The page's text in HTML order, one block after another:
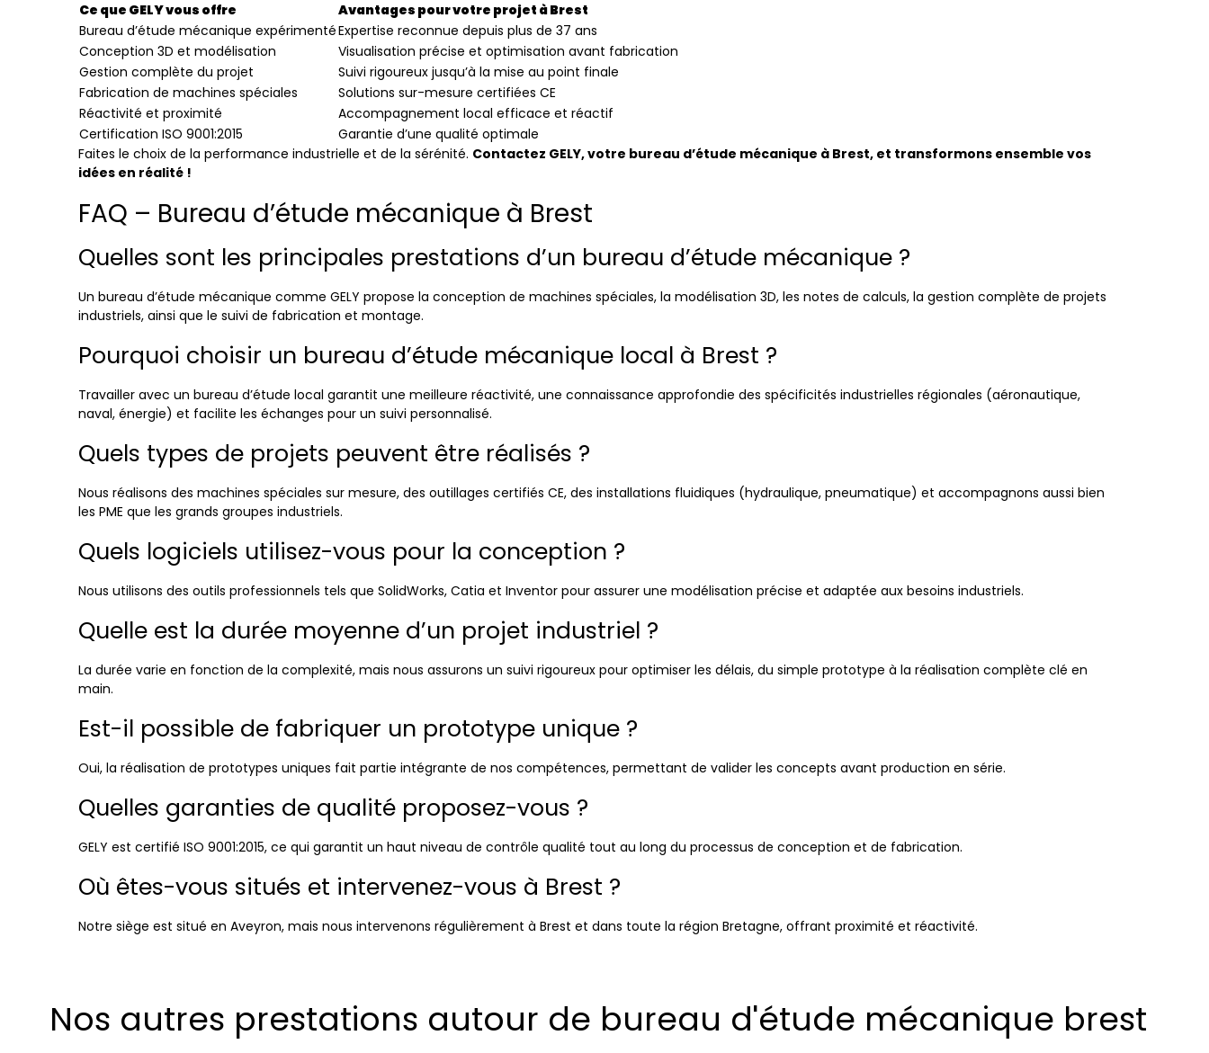
Ce que GELY vous offre
Avantages pour votre projet à Brest
Bureau d’étude mécanique expérimentéExpertise reconnue depuis plus de 37 ans
Conception 3D et modélisation
Visualisation précise et optimisation avant fabrication
Gestion complète du projet
Suivi rigoureux jusqu’à la mise au point finale
Fabrication de machines spéciales
Solutions sur-mesure certifiées CE
Réactivité et proximité
Accompagnement local efficace et réactif
Certification ISO 9001:2015
Garantie d’une qualité optimale
Faites le choix de la performance industrielle et de la sérénité. Contactez GELY, votre bureau d’étude mécanique à Brest, et transformons ensemble vos
idées en réalité !
FAQ – Bureau d’étude mécanique à Brest
Quelles sont les principales prestations d’un bureau d’étude mécanique ?
Un bureau d’étude mécanique comme GELY propose la conception de machines spéciales, la modélisation 3D, les notes de calculs, la gestion complète de projets
industriels, ainsi que le suivi de fabrication et montage.
Pourquoi choisir un bureau d’étude mécanique local à Brest ?
Travailler avec un bureau d’étude local garantit une meilleure réactivité, une connaissance approfondie des spécificités industrielles régionales (aéronautique,
naval, énergie) et facilite les échanges pour un suivi personnalisé.
Quels types de projets peuvent être réalisés ?
Nous réalisons des machines spéciales sur mesure, des outillages certifiés CE, des installations fluidiques (hydraulique, pneumatique) et accompagnons aussi bien
les PME que les grands groupes industriels.
Quels logiciels utilisez-vous pour la conception ?
Nous utilisons des outils professionnels tels que SolidWorks, Catia et Inventor pour assurer une modélisation précise et adaptée aux besoins industriels.
Quelle est la durée moyenne d’un projet industriel ?
La durée varie en fonction de la complexité, mais nous assurons un suivi rigoureux pour optimiser les délais, du simple prototype à la réalisation complète clé en
main.
Est-il possible de fabriquer un prototype unique ?
Oui, la réalisation de prototypes uniques fait partie intégrante de nos compétences, permettant de valider les concepts avant production en série.
Quelles garanties de qualité proposez-vous ?
GELY est certifié ISO 9001:2015, ce qui garantit un haut niveau de contrôle qualité tout au long du processus de conception et de fabrication.
Où êtes-vous situés et intervenez-vous à Brest ?
Notre siège est situé en Aveyron, mais nous intervenons régulièrement à Brest et dans toute la région Bretagne, offrant proximité et réactivité.
Nos autres prestations autour de bureau d'étude mécanique brest